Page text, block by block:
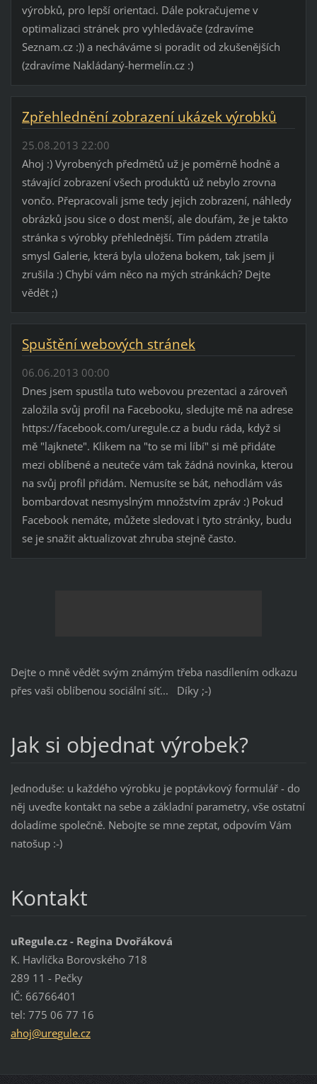
výrobků, pro lepší orientaci. Dále pokračujeme v
optimalizaci stránek pro vyhledávače (zdravíme
Seznam.cz :)) a necháváme si poradit od zkušenějších
(zdravíme Nakládaný-hermelín.cz :)
Zpřehlednění zobrazení ukázek výrobků
25.08.2013 22:00
Ahoj :) Vyrobených předmětů už je poměrně hodně a
stávající zobrazení všech produktů už nebylo zrovna
vončo. Přepracovali jsme tedy jejich zobrazení, náhledy
obrázků jsou sice o dost menší, ale doufám, že je takto
stránka s výrobky přehlednější. Tím pádem ztratila
smysl Galerie, která byla uložena bokem, tak jsem ji
zrušila :) Chybí vám něco na mých stránkách? Dejte
vědět ;)
Spuštění webových stránek
06.06.2013 00:00
Dnes jsem spustila tuto webovou prezentaci a zároveň
založila svůj profil na Facebooku, sledujte mě na adrese
https://facebook.com/uregule.cz a budu ráda, když si
mě "lajknete". Klikem na "to se mi líbí" si mě přidáte
mezi oblíbené a neuteče vám tak žádná novinka, kterou
na svůj profil přidám. Nemusíte se bát, nehodlám vás
bombardovat nesmyslným množstvím zpráv :) Pokud
Facebook nemáte, můžete sledovat i tyto stránky, budu
se je snažit aktualizovat zhruba stejně často.
Dejte o mně vědět svým známým třeba nasdílením odkazu
přes vaši oblíbenou sociální síť... Díky ;-)
Jak si objednat výrobek?
Jednoduše: u každého výrobku je poptávkový formulář - do
něj uveďte kontakt na sebe a základní parametry, vše ostatní
doladíme společně. Nebojte se mne zeptat, odpovím Vám
natošup :-)
Kontakt
uRegule.cz - Regina Dvořáková
K. Havlíčka Borovského 718
289 11 - Pečky
IČ: 66766401
tel: 775 06 77 16
ahoj@uregule.cz